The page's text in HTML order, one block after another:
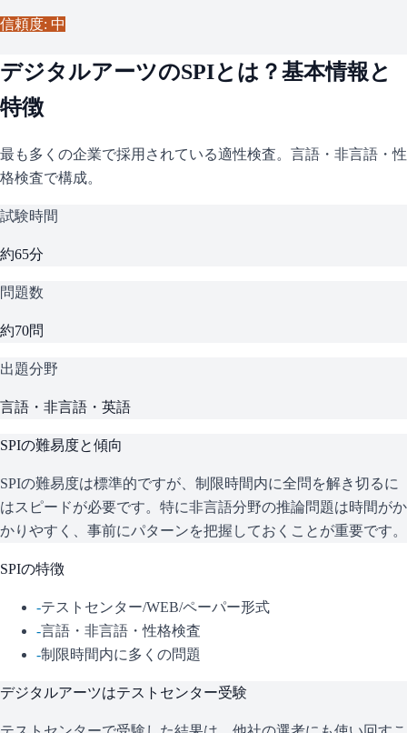
信頼度: 中
デジタルアーツのSPIとは？基本情報と
特徴
最も多くの企業で採用されている適性検査。言語・非言語・性
格検査で構成。
試験時間
約65分
問題数
約70問
出題分野
言語・非言語・英語
SPIの難易度と傾向
SPIの難易度は標準的ですが、制限時間内に全問を解き切るに
はスピードが必要です。特に非言語分野の推論問題は時間がか
かりやすく、事前にパターンを把握しておくことが重要です。
SPIの特徴
-テストセンター/WEB/ペーパー形式
-言語・非言語・性格検査
-制限時間内に多くの問題
デジタルアーツはテストセンター受験